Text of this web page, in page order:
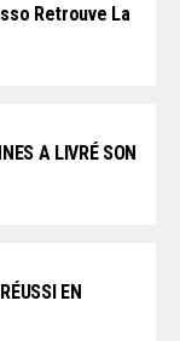
Retrouve La
A LIVRÉ SON
EN